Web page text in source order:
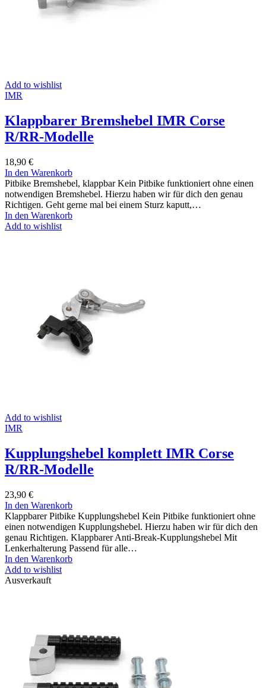
Add to wishlist
IMR
Klappbarer Bremshebel IMR Corse
R/RR-Modelle
18,90 €
In den Warenkorb
Pitbike Bremshebel, klappbar Kein Pitbike funktioniert ohne einen
notwendigen Bremshebel. Hierzu haben wir für dich den genau
Richtigen. Geht gerne mal bei einem Sturz kaputt,…
In den Warenkorb
Add to wishlist
Add to wishlist
IMR
Kupplungshebel komplett IMR Corse
R/RR-Modelle
23,90 €
In den Warenkorb
Klappbarer Pitbike Kupplungshebel Kein Pitbike funktioniert ohne
einen notwendigen Kupplungshebel. Hierzu haben wir für dich den
genau Richtigen. Klappbarer Anti-Break-Kupplungshebel Mit
Lenkerhalterung Passend für alle…
In den Warenkorb
Add to wishlist
Ausverkauft